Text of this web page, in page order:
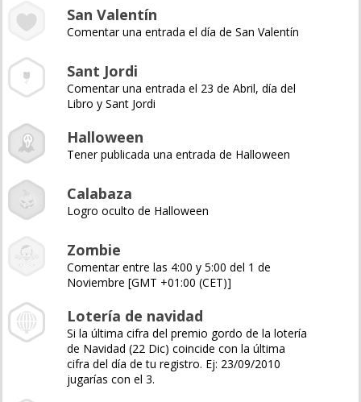
San Valentín
Comentar una entrada el día de San Valentín
Sant Jordi
Comentar una entrada el 23 de Abril, día del
Libro y Sant Jordi
Halloween
Tener publicada una entrada de Halloween
Calabaza
Logro oculto de Halloween
Zombie
Comentar entre las 4:00 y 5:00 del 1 de
Noviembre [GMT +01:00 (CET)]
Lotería de navidad
Si la última cifra del premio gordo de la lotería
de Navidad (22 Dic) coincide con la última
cifra del día de tu registro. Ej: 23/09/2010
jugarías con el 3.